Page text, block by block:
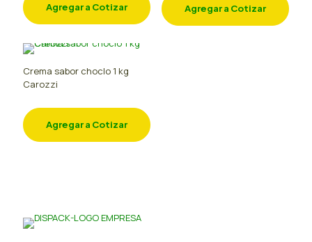
Agregar a Cotizar Agregar a Cotizar
Crema sabor choclo 1 kg
Carozzi
Agregar a Cotizar